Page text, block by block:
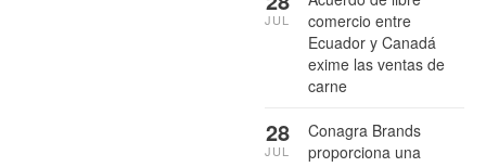
comercio entre
Ecuador y Canadá
exime las ventas de
carne
JUL
Conagra Brands
proporciona una
28
JUL